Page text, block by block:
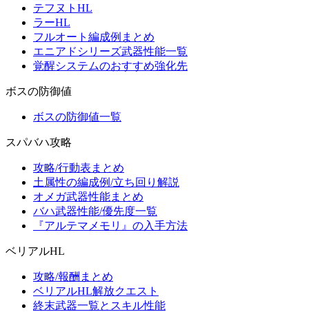
テフヌトHL
ラーHL
フルオート編成例まとめ
エニアドシリーズ武器性能一覧
覚醒システムのおすすめ強化先
ボスの防御値
ボスの防御値一覧
スパバハ攻略
攻略/行動表まとめ
土属性の編成例/立ち回り解説
オメガ武器性能まとめ
バハ武器性能/優先度一覧
『アルテマメモリ』の入手方法
ベリアルHL
攻略/報酬まとめ
ベリアルHL解放クエスト
終末武器一覧とスキル性能